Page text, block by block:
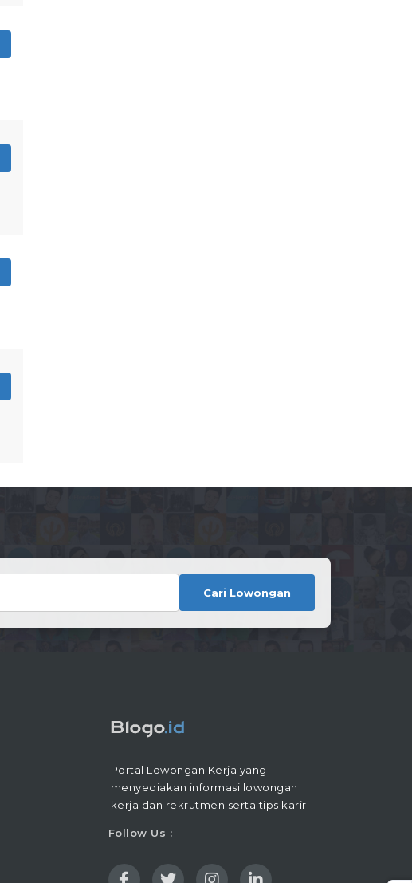
Cari Lowongan
Portal Lowongan Kerja yang
menyediakan informasi lowongan
kerja dan rekrutmen serta tips karir.
Follow Us :